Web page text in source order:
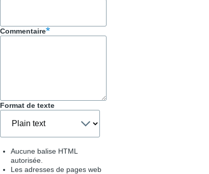
Trucs
Commentaire
Format de texte
Aucune balise HTML
autorisée.
Les adresses de pages web